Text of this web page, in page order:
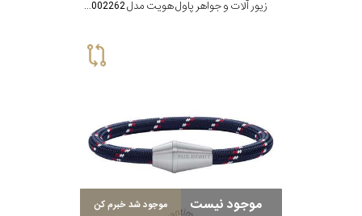
زیور آلات و جواهر پاول هویت مدل PH002262
موجود نیست موجود شد خبرم کن